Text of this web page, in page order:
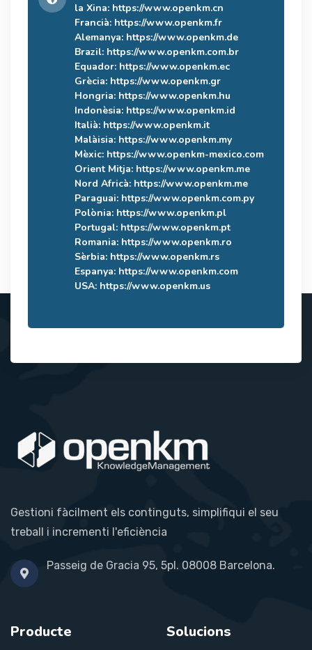
la Xina: https://www.openkm.cn
Francià: https://www.openkm.fr
Alemanya: https://www.openkm.de
Brazil: https://www.openkm.com.br
Equador: https://www.openkm.ec
Grècia: https://www.openkm.gr
Hongria: https://www.openkm.hu
Indonèsia: https://www.openkm.id
Italià: https://www.openkm.it
Malàisia: https://www.openkm.my
Mèxic: https://www.openkm-mexico.com
Orient Mitja: https://www.openkm.me
Nord Africà: https://www.openkm.me
Paraguai: https://www.openkm.com.py
Polònia: https://www.openkm.pl
Portugal: https://www.openkm.pt
Romania: https://www.openkm.ro
Sèrbia: https://www.openkm.rs
Espanya: https://www.openkm.com
USA: https://www.openkm.us
Gestioni fàcilment els continguts, simplifiqui el seu
treball i incrementi l'eficiència
Passeig de Gracia 95, 5pl. 08008 Barcelona.
Producte Solucions